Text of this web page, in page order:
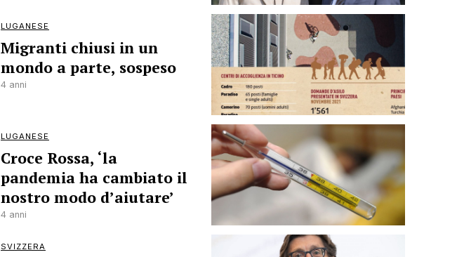
LUGANESE
Migranti chiusi in un
mondo a parte, sospeso
4 anni
LUGANESE
Croce Rossa, ‘la
pandemia ha cambiato il
nostro modo d’aiutare’
4 anni
SVIZZERA